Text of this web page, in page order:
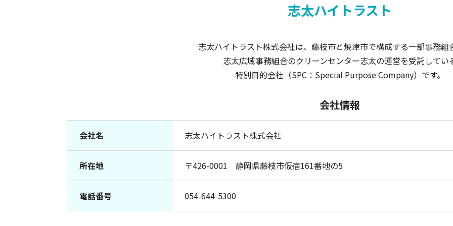
志太ハイトラスト
志太ハイトラスト株式会社は、藤枝市と焼津市で構成する一部事務組
志太広域事務組合のクリーンセンター志太の運営を受託してい
特別目的会社（SPC：Special Purpose Company）です。
会社情報
会社名 志太ハイトラスト株式会社
所在地 〒426-0001 静岡県藤枝市仮宿161番地の5
電話番号 054-644-5300